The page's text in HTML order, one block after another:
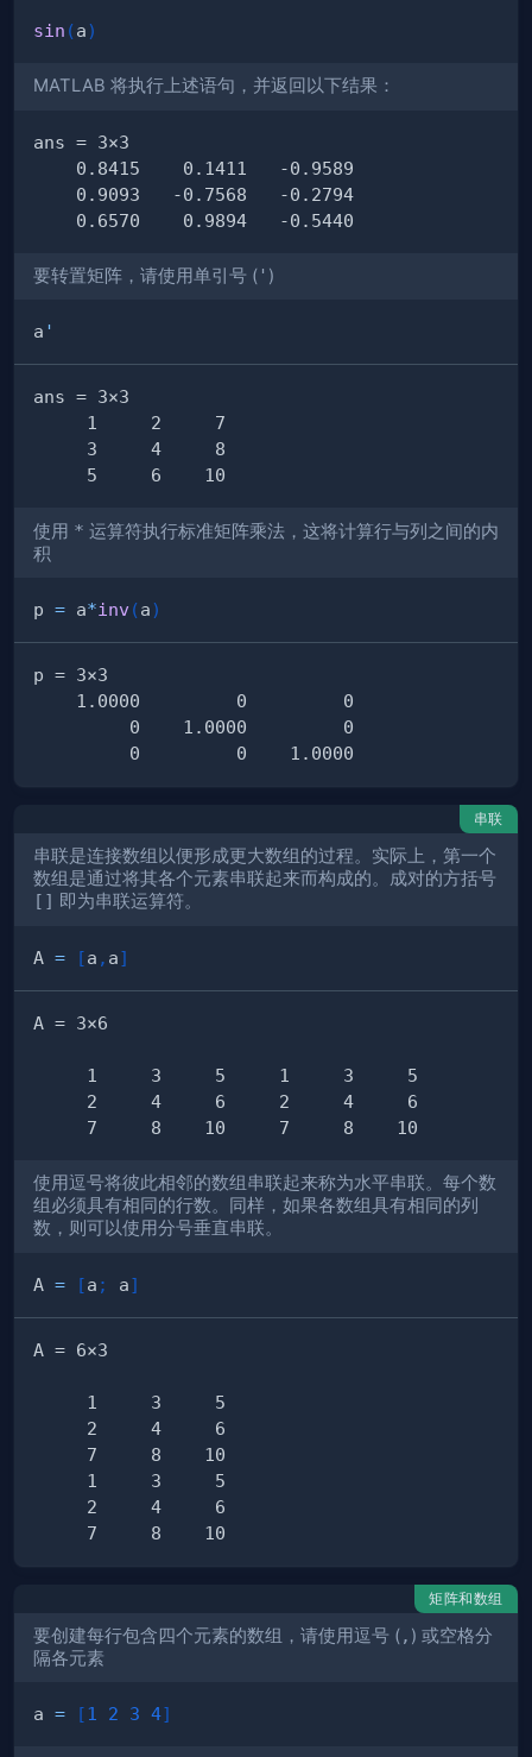
sin (a)
MATLAB 将执行上述语句，并返回以下结果：
要转置矩阵，请使用单引号 ( ' )
a '
使用 * 运算符执行标准矩阵乘法，这将计算行与列之间的内
积
p = a*inv (a)
串联
串联是连接数组以便形成更大数组的过程。实际上，第一个
数组是通过将其各个元素串联起来而构成的。成对的方括号
[] 即为串联运算符。
A = [a , a]
使用逗号将彼此相邻的数组串联起来称为水平串联。每个数
组必须具有相同的行数。同样，如果各数组具有相同的列
数，则可以使用分号垂直串联。
A = [a ; a]
矩阵和数组
要创建每行包含四个元素的数组，请使用逗号 (, ) 或空格分
隔各元素
a = [1 2 3 4]